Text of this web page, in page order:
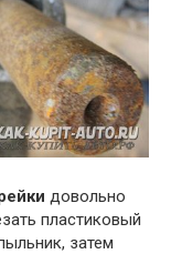
довольно
пластиковый
затем